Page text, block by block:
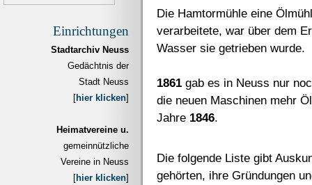
Einrichtungen
Stadtarchiv Neuss
Gedächtnis der
Stadt Neuss
[hier klicken]
Heimatvereine u.
gemeinnützliche
Vereine in Neuss
[hier klicken]
Die Hamtormühle eine
verarbeitete, war über dem
Wasser sie getrieben wurde.
1861 gab es in Neuss nur
die neuen Maschinen mehr
Jahre 1846.
Die folgende Liste gibt
gehörten, ihre Gründungen